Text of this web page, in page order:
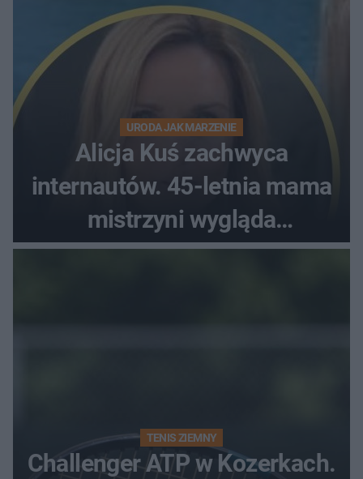
URODA JAK MARZENIE
Alicja Kuś zachwyca
internautów. 45-letnia mama
mistrzyni wygląda
zjawiskowo
TENIS ZIEMNY
Challenger ATP w Kozerkach.